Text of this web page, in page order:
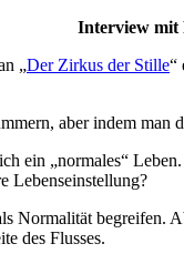
Interview mit
„Der Zirkus der Stille“
aber indem man
ein „normales“
Lebenseinstellung?
Normalität begreifen.
des Flusses.